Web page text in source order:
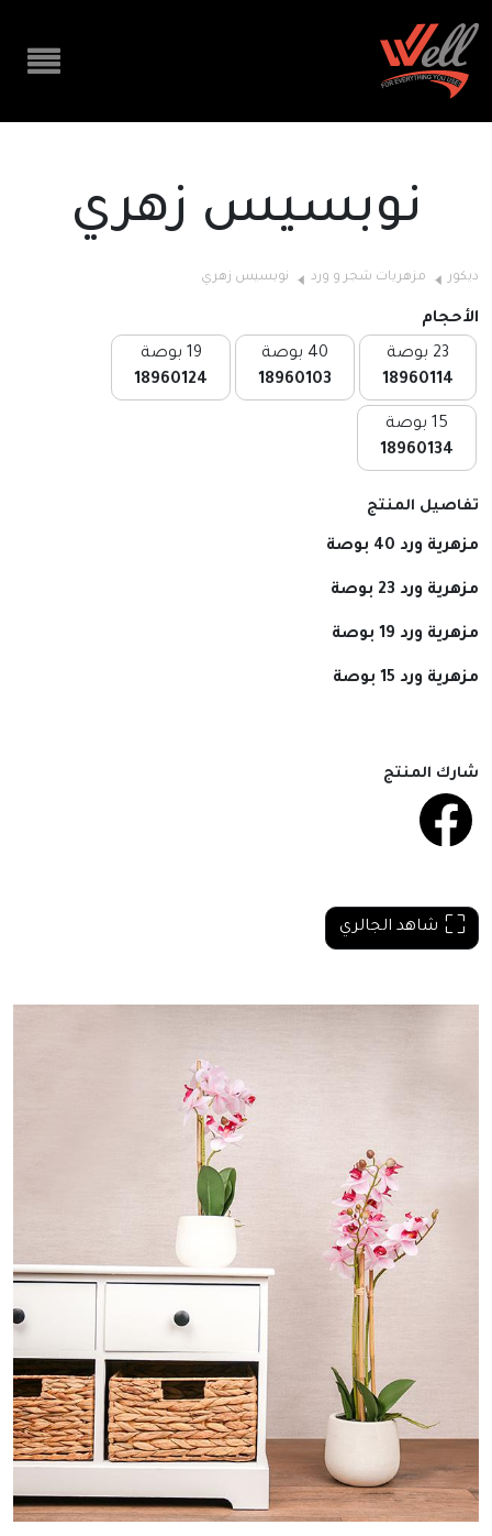
نوبسيس زهري
ديكور مزهريات شجر و ورد نوبسيس زهري
الأحجام
23 بوصة
18960114
40 بوصة
18960103
19 بوصة
18960124
15 بوصة
18960134
تفاصيل المنتج
مزهرية ورد 40 بوصة
مزهرية ورد 23 بوصة
مزهرية ورد 19 بوصة
مزهرية ورد 15 بوصة
شارك المنتج
شاهد الجالري